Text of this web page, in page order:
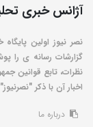
آژانس خبری
نصر نیوز اولین
گزارشات رسانه ی را
نظرات، تابع قوانین
اخبار آن با ذکر
درباره ما